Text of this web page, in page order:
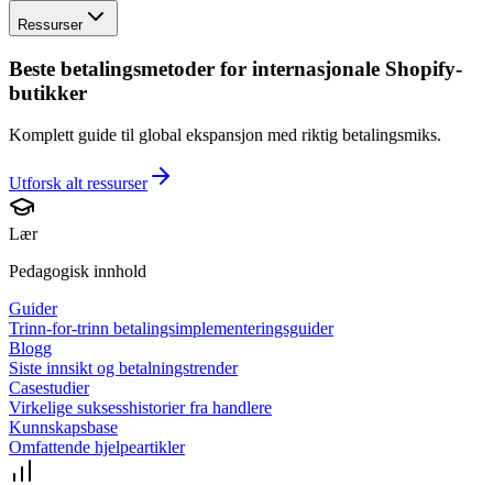
Ressurser
Beste betalingsmetoder for internasjonale Shopify-
butikker
Komplett guide til global ekspansjon med riktig betalingsmiks.
Utforsk alt ressurser
Lær
Pedagogisk innhold
Guider
Trinn-for-trinn betalingsimplementeringsguider
Blogg
Siste innsikt og betalningstrender
Casestudier
Virkelige suksesshistorier fra handlere
Kunnskapsbase
Omfattende hjelpeartikler